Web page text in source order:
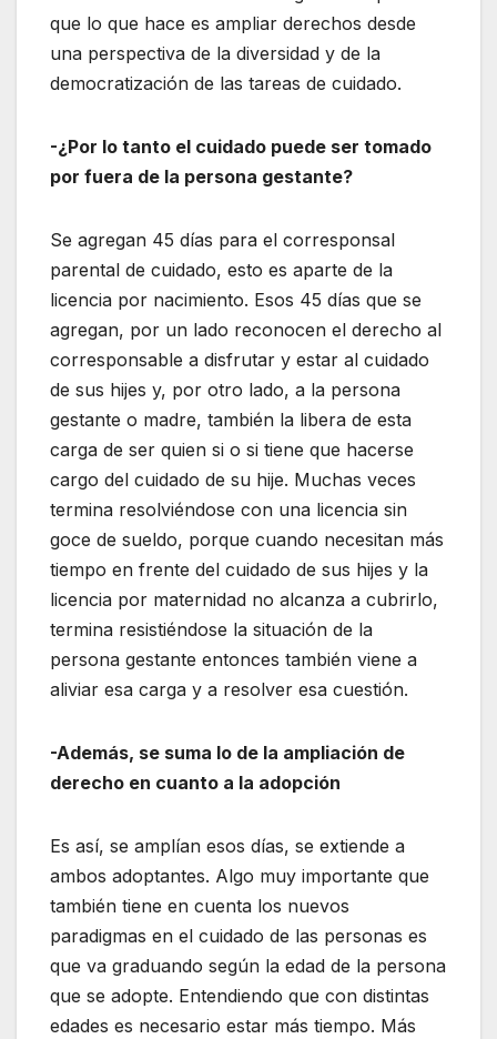
que lo que hace es ampliar derechos desde
una perspectiva de la diversidad y de la
democratización de las tareas de cuidado.
-¿Por lo tanto el cuidado puede ser tomado
por fuera de la persona gestante?
Se agregan 45 días para el corresponsal
parental de cuidado, esto es aparte de la
licencia por nacimiento. Esos 45 días que se
agregan, por un lado reconocen el derecho al
corresponsable a disfrutar y estar al cuidado
de sus hijes y, por otro lado, a la persona
gestante o madre, también la libera de esta
carga de ser quien si o si tiene que hacerse
cargo del cuidado de su hije. Muchas veces
termina resolviéndose con una licencia sin
goce de sueldo, porque cuando necesitan más
tiempo en frente del cuidado de sus hijes y la
licencia por maternidad no alcanza a cubrirlo,
termina resistiéndose la situación de la
persona gestante entonces también viene a
aliviar esa carga y a resolver esa cuestión.
-Además, se suma lo de la ampliación de
derecho en cuanto a la adopción
Es así, se amplían esos días, se extiende a
ambos adoptantes. Algo muy importante que
también tiene en cuenta los nuevos
paradigmas en el cuidado de las personas es
que va graduando según la edad de la persona
que se adopte. Entendiendo que con distintas
edades es necesario estar más tiempo. Más